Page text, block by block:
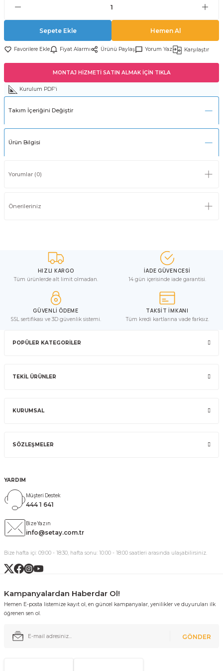
Sepete Ekle Hemen Al
Fiyat Alarmı Ürünü Paylaş Yorum Yaz Karşılaştır
MONTAJ HİZMETİ SATIN ALMAK İÇİN TIKLA
Kurulum PDF'i
Takım İçeriğini Değiştir
Ürün Bilgisi
Yorumlar (0)
Önerileriniz
HIZLI KARGO
Tüm ürünlerde alt limit olmadan.
İADE GÜVENCESİ
14 gün içerisinde iade garantisi.
GÜVENLİ ÖDEME
SSL sertifikası ve 3D güvenlik sistemi.
TAKSİT İMKANI
Tüm kredi kartlarına vade farksız.
POPÜLER KATEGORİLER
TEKİL ÜRÜNLER
KURUMSAL
SÖZLEŞMELER
YARDIM
Müşteri Destek
444 1 641
Bize Yazın
info@setay.com.tr
Bize hafta içi: 09:00 - 18:30, hafta sonu: 10:00 - 18:00 saatleri arasında ulaşabilirsiniz.
Kampanyalardan Haberdar Ol!
Hemen E-posta listemize kayıt ol, en güncel kampanyalar, yenilikler ve duyuruları ilk
öğrenen sen ol.
GÖNDER